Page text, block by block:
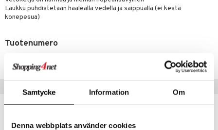
Samtycke Information Om
Denna webbplats använder cookies
Laukku puhdistetaan haalealla vedellä ja saippualla (ei kestä
konepesua)
Tuotenumero
Huulten Hoito
Happy
Happy For Men
Miehille
& Ihonpuhdistus